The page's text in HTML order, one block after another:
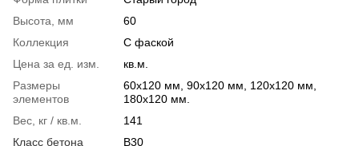
Высота, мм
60
Коллекция
С фаской
Цена за ед. изм.
кв.м.
Размеры
элементов
60х120 мм, 90х120 мм, 120х120 мм,
180х120 мм.
Вес, кг / кв.м.
141
Класс бетона
B30